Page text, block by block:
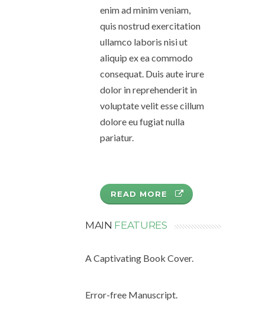
enim ad minim veniam,
quis nostrud exercitation
ullamco laboris nisi ut
aliquip ex ea commodo
consequat. Duis aute irure
dolor in reprehenderit in
voluptate velit esse cillum
dolore eu fugiat nulla
pariatur.
READ MORE
MAIN FEATURES
A Captivating Book Cover.
Error-free Manuscript.